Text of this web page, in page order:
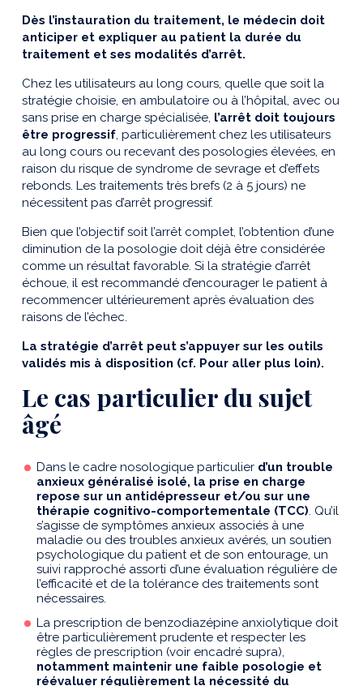
Dès l’instauration du traitement, le médecin doit
anticiper et expliquer au patient la durée du
traitement et ses modalités d’arrêt.
Chez les utilisateurs au long cours, quelle que soit la
stratégie choisie, en ambulatoire ou à l’hôpital, avec ou
sans prise en charge spécialisée, l’arrêt doit toujours
être progressif, particulièrement chez les utilisateurs
au long cours ou recevant des posologies élevées, en
raison du risque de syndrome de sevrage et d’effets
rebonds. Les traitements très brefs (2 à 5 jours) ne
nécessitent pas d’arrêt progressif.
Bien que l’objectif soit l’arrêt complet, l’obtention d’une
diminution de la posologie doit déjà être considérée
comme un résultat favorable. Si la stratégie d’arrêt
échoue, il est recommandé d’encourager le patient à
recommencer ultérieurement après évaluation des
raisons de l’échec.
La stratégie d’arrêt peut s’appuyer sur les outils
validés mis à disposition (cf. Pour aller plus loin).
Le cas particulier du sujet
âgé
Dans le cadre nosologique particulier d’un trouble
anxieux généralisé isolé, la prise en charge
repose sur un antidépresseur et/ou sur une
thérapie cognitivo-comportementale (TCC). Qu’il
s’agisse de symptômes anxieux associés à une
maladie ou des troubles anxieux avérés, un soutien
psychologique du patient et de son entourage, un
suivi rapproché assorti d’une évaluation régulière de
l’efficacité et de la tolérance des traitements sont
nécessaires.
La prescription de benzodiazépine anxiolytique doit
être particulièrement prudente et respecter les
règles de prescription (voir encadré supra),
notamment maintenir une faible posologie et
réévaluer régulièrement la nécessité du